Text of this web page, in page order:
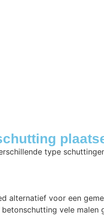
type
alternatief voor een
betonschutting vele